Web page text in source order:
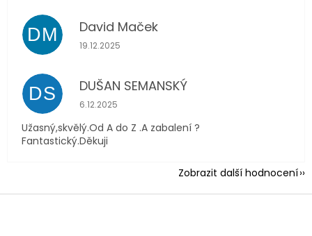
DM David Maček
Hodnocení obchodu je 5 z 5 hvězdiček.
19.12.2025
DS DUŠAN SEMANSKÝ
Hodnocení obchodu je 5 z 5 hvězdiček.
6.12.2025
Užasný,skvělý.Od A do Z .A zabalení ?
Fantastický.Děkuji
Zobrazit další hodnocení
Z